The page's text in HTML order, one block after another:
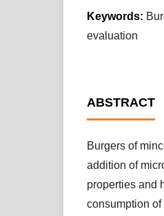
Keywords:
evaluation
ABSTRACT
Burgers of
addition of
properties and
consumption